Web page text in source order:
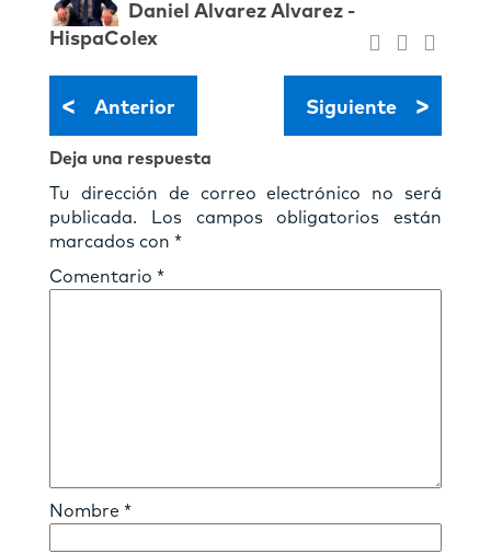
Daniel Alvarez Alvarez -
HispaColex
< Anterior Siguiente >
Deja una respuesta
Tu dirección de correo electrónico no será
publicada.
Los campos obligatorios están
marcados con *
Comentario *
Nombre *